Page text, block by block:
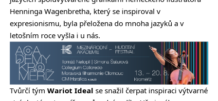
Henninga Wagenbretha, který se inspiroval v
expresionismu, byla přeložena do mnoha jazyků a v
letošním roce vyšla i u nás.
Tvůrčí tým Wariot Ideal se snažil čerpat inspiraci výtvarné